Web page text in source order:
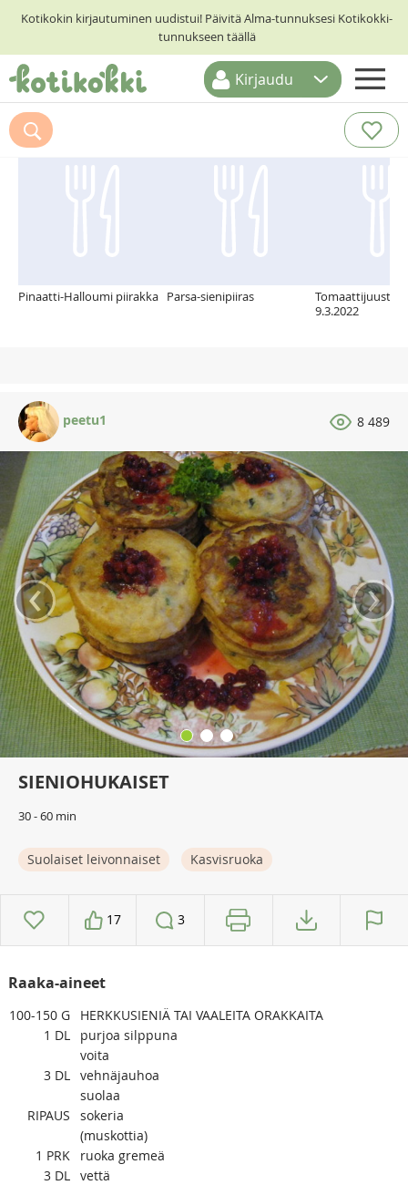
Kotikokin kirjautuminen uudistui! Päivitä Alma-tunnuksesi Kotikokki-
tunnukseen täällä
ETUSIVU
RESEPTIHAKU
Kirjaudu
Suosittelemme myös
Pinaatti-Halloumi piirakka Parsa-sienipiiras
9.3.2022
peetu1 8 489
‹ ›
SIENIOHUKAISET
30 - 60 min
Suolaiset leivonnaiset Kasvisruoka
17 3
Raaka-aineet
100-150 G
HERKKUSIENIÄ TAI VAALEITA ORAKKAITA
1 DL
purjoa silppuna
voita
3 DL vehnäjauhoa
suolaa
RIPAUS
sokeria
(muskottia)
1 PRK
ruoka gremeä
3 DL vettä